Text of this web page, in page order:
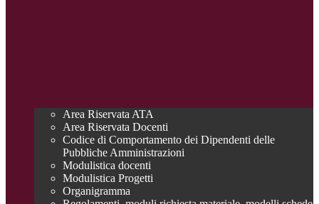
Area Riservata ATA
Area Riservata Docenti
Codice di Comportamento dei Dipendenti delle
Pubbliche Amministrazioni
Modulistica docenti
Modulistica Progetti
Organigramma